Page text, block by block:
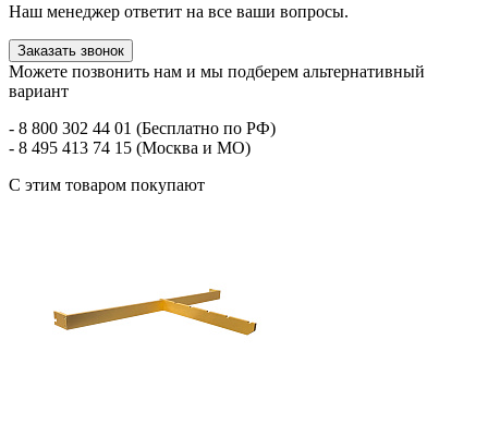
Наш менеджер ответит на все ваши вопросы.
Заказать звонок
Можете позвонить нам и мы подберем альтернативный
вариант
- 8 800 302 44 01 (Бесплатно по РФ)
- 8 495 413 74 15 (Москва и МО)
С этим товаром покупают